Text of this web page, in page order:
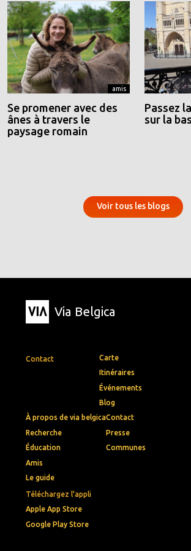
amis
Se promener avec des
ânes à travers le
paysage romain
Passez
sur la
Voir tous les blogs
Via Belgica
Contact
Téléchargez l'appli
Apple App Store
Google Play Store
Carte
Itinéraires
Événements
Blog
À propos de via belgica
Recherche
Éducation
Amis
Le guide
Contact
Presse
Communes